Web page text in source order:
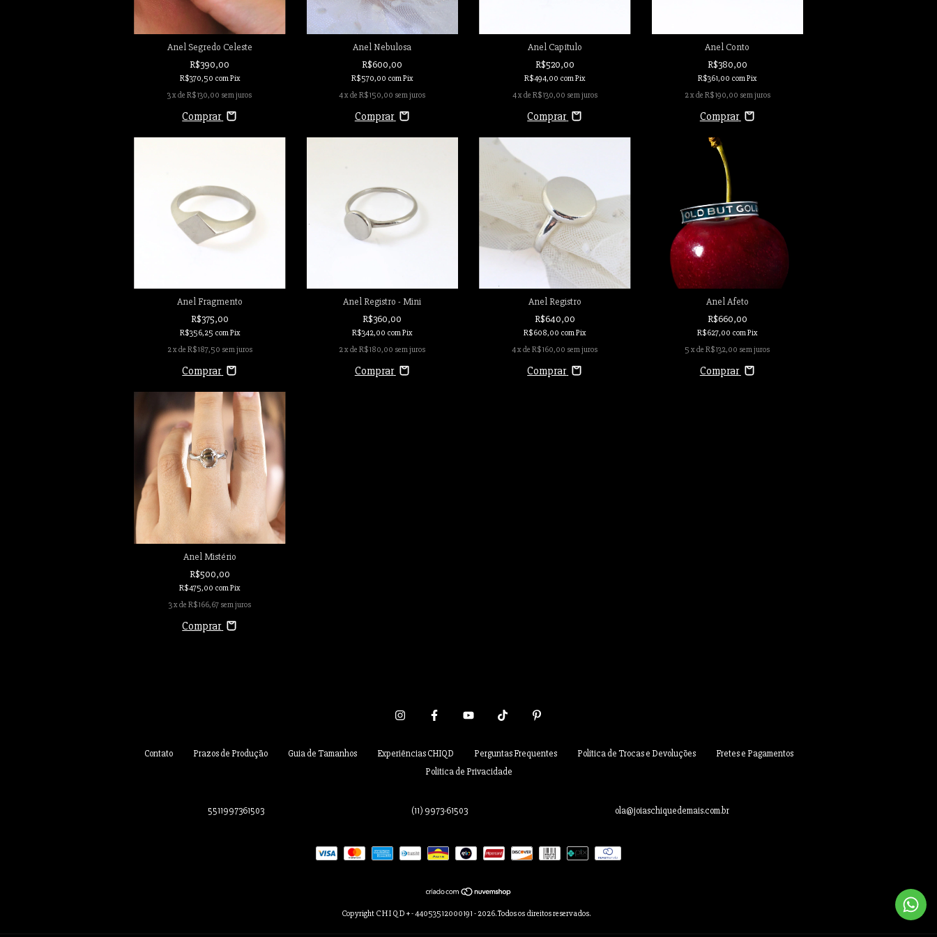
Anel Segredo Celeste
R$390,00
R$370,50 comPix
3x deR$130,00 sem juros
Comprar
Anel Nebulosa
R$600,00
R$570,00 comPix
4x deR$150,00 sem juros
Comprar
Anel Capítulo
R$520,00
R$494,00 comPix
4x de R$130,00 sem juros
Comprar
Anel Conto
R$380,00
R$361,00 comPix
2x de R$190,00 sem juros
Comprar
Anel Fragmento
R$375,00
R$356,25 comPix
2x de R$187,50 sem juros
Comprar
Anel Registro - Mini
R$360,00
R$342,00 comPix
2x deR$180,00 sem juros
Comprar
Anel Registro
R$640,00
R$608,00 comPix
4x deR$160,00 sem juros
Comprar
Anel Afeto
R$660,00
R$627,00 comPix
5 x deR$132,00 sem juros
Comprar
Anel Mistério
R$500,00
R$475,00 comPix
3x de R$166,67 sem juros
Comprar
Contato Prazos de Produção Guia de Tamanhos Experiências CHIQD Perguntas Frequentes Política de Trocas e Devoluções
Fretes e Pagamentos
Politica de Privacidade
5511997361503 (11) 9973-61503 ola@joiaschiquedemais.com.br
Copyright C H I Q D + - 44053512000191 - 2026. Todos os direitos reservados.